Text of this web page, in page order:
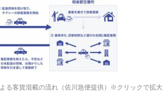
る客貨混載の流れ（佐川急便提供）※クリックで拡大